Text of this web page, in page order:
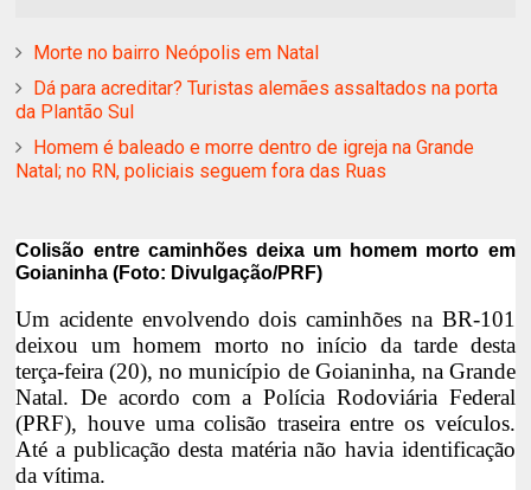
Morte no bairro Neópolis em Natal
Dá para acreditar? Turistas alemães assaltados na porta
da Plantão Sul
Homem é baleado e morre dentro de igreja na Grande
Natal; no RN, policiais seguem fora das Ruas
Colisão entre caminhões deixa um homem morto em
Goianinha (Foto: Divulgação/PRF)
Um acidente envolvendo dois caminhões na BR-101
deixou um homem morto no início da tarde desta
terça-feira (20), no município de Goianinha, na Grande
Natal. De acordo com a Polícia Rodoviária Federal
(PRF), houve uma colisão traseira entre os veículos.
Até a publicação desta matéria não havia identificação
da vítima.